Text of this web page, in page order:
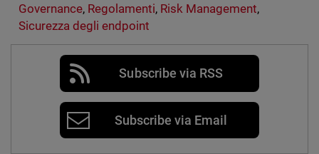
Governance, Regolamenti, Risk Management,
Sicurezza degli endpoint
Subscribe via RSS
Subscribe via Email